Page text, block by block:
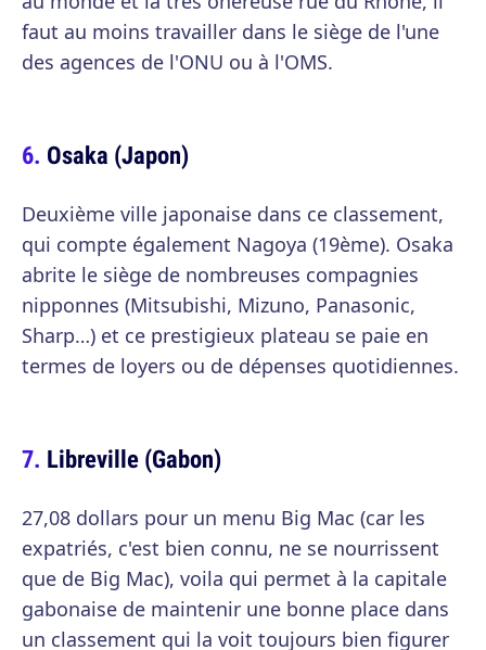
faut au moins travailler dans le siège de l'une
des agences de l'ONU ou à l'OMS.
Osaka (Japon)
Deuxième ville japonaise dans ce classement,
qui compte également Nagoya (19ème). Osaka
abrite le siège de nombreuses compagnies
nipponnes (Mitsubishi, Mizuno, Panasonic,
Sharp…) et ce prestigieux plateau se paie en
termes de loyers ou de dépenses quotidiennes.
Libreville (Gabon)
27,08 dollars pour un menu Big Mac (car les
expatriés, c'est bien connu, ne se nourrissent
que de Big Mac), voila qui permet à la capitale
gabonaise de maintenir une bonne place dans
un classement qui la voit toujours bien figurer